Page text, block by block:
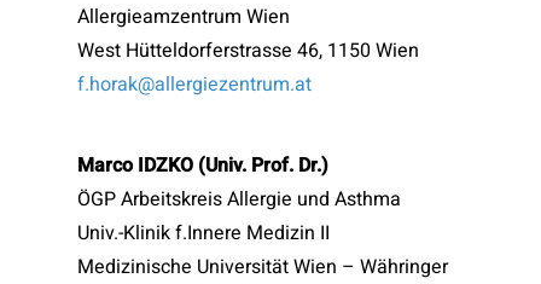
Allergieamzentrum Wien
West Hütteldorferstrasse 46, 1150 Wien
f.horak@allergiezentrum.at
Marco IDZKO (Univ. Prof. Dr.)
ÖGP Arbeitskreis Allergie und Asthma
Univ.-Klinik f.Innere Medizin II
Medizinische Universität Wien – Währinger